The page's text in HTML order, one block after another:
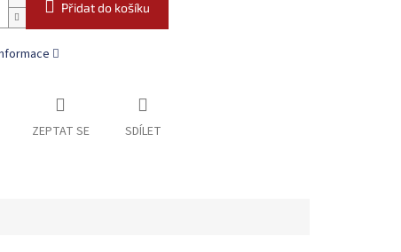
Přidat do košíku
ZEPTAT SE SDÍLET